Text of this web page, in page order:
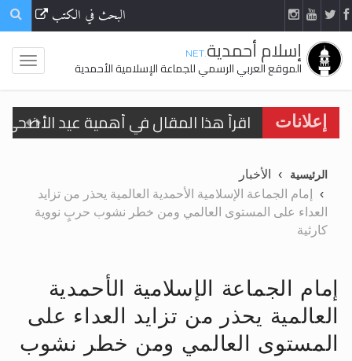
البحث في الكتب
إسلام أحمدية.NET
الموقع العربي الرسمي للجماعة الإسلامية الأحمدية
إعلانات
اقرأ هذا المقال في أهمية عيد
تعميم هامّ لأفراد الجماعة >> المزيد
تعميم هامّ لأفراد الجماعة >> المزيد
اقرأ هذا الكتاب وتعرّف على حقيقة
الرئيسية
الأخبار
إمام الجماعة الإسلامية الأحمدية العالمية يحذر من تزايد
العداء على المستوى العالمي ومن خطر نشوب حربٍ نووية
كارثية
إمام الجماعة الإسلامية الأحمدية
العالمية يحذر من تزايد العداء على
المستوى العالمي ومن خطر نشوب